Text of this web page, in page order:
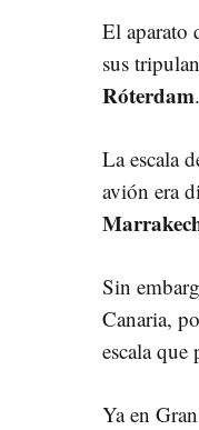
El aparato
sus
Róterdam.
La escala
avión era
Sin
Canaria,
escala que
Ya en